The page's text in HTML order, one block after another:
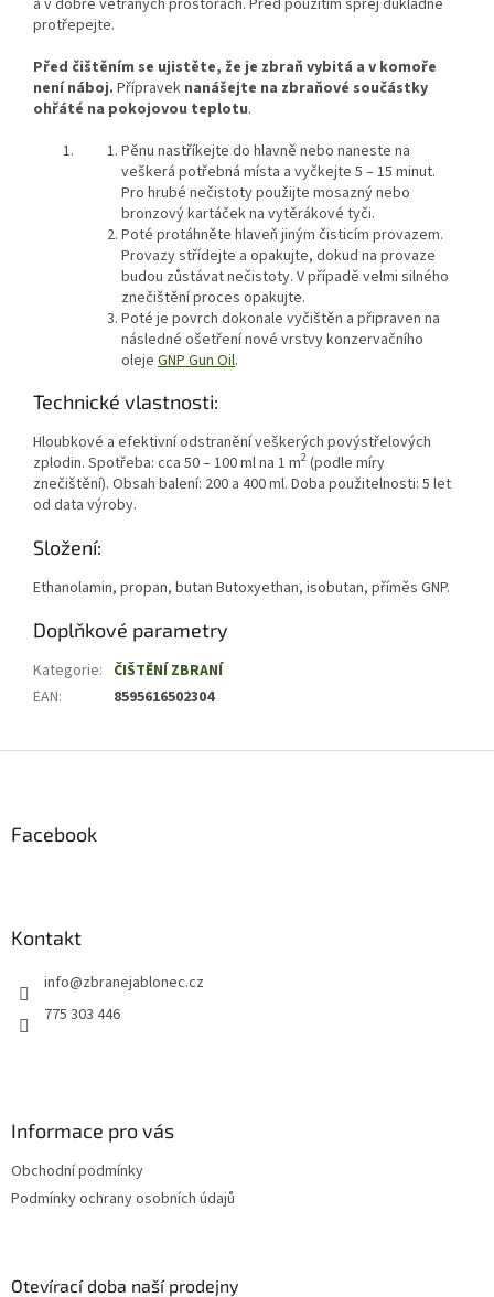
protřepejte.
Před čištěním se ujistěte, že je zbraň vybitá a v komoře
není náboj. Přípravek nanášejte na zbraňové součástky
ohřáté na pokojovou teplotu.
Pěnu nastříkejte do hlavně nebo naneste na
veškerá potřebná místa a vyčkejte 5 – 15 minut.
Pro hrubé nečistoty použijte mosazný nebo
bronzový kartáček na vytěrákové tyči.
Poté protáhněte hlaveň jiným čisticím provazem.
Provazy střídejte a opakujte, dokud na provaze
budou zůstávat nečistoty. V případě velmi silného
znečištění proces opakujte.
Poté je povrch dokonale vyčištěn a připraven na
následné ošetření nové vrstvy konzervačního
oleje GNP Gun Oil.
Technické vlastnosti:
Hloubkové a efektivní odstranění veškerých povýstřelových
zplodin. Spotřeba: cca 50 – 100 ml na 1 m2 (podle míry
znečištění). Obsah balení: 200 a 400 ml. Doba použitelnosti: 5 let
od data výroby.
Složení:
Ethanolamin, propan, butan Butoxyethan, isobutan, příměs GNP.
Doplňkové parametry
Kategorie: ČIŠTĚNÍ ZBRANÍ
EAN: 8595616502304
Facebook
Kontakt
info@zbranejablonec.cz
775 303 446
Informace pro vás
Obchodní podmínky
Podmínky ochrany osobních údajů
Otevírací doba naší prodejny